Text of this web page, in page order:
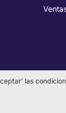
las